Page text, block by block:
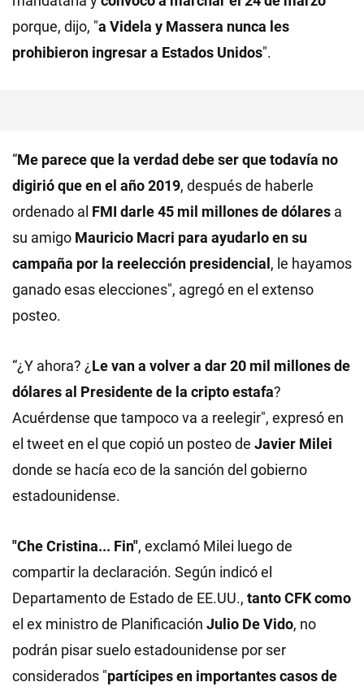
porque, dijo, "a Videla y Massera nunca les
prohibieron ingresar a Estados Unidos".
“Me parece que la verdad debe ser que todavía no
digirió que en el año 2019, después de haberle
ordenado al FMI darle 45 mil millonesde dólares a
su amigo Mauricio Macri para ayudarlo en su
campaña por la reelección presidencial , le hayamos
ganado esas elecciones", agregó en el extenso
posteo.
“¿Y ahora? ¿ Le van a volver a dar 20 mil millones de
dólares al Presidente de la cripto estafa?
Acuérdense que tampoco va a reelegir", expresó en
el tweet en el que copió un posteo de Javier Milei
donde se hacía eco de la sanción del gobierno
estadounidense.
"Che Cristina... Fin", exclamó Milei luego de
compartir la declaración. Según indicó el
Departamento de Estado de EE.UU., tantoCFKcomo
el ex ministro de Planificación Julio De Vido, no
podrán pisar suelo estadounidense por ser
considerados "partícipes en importantes casos de